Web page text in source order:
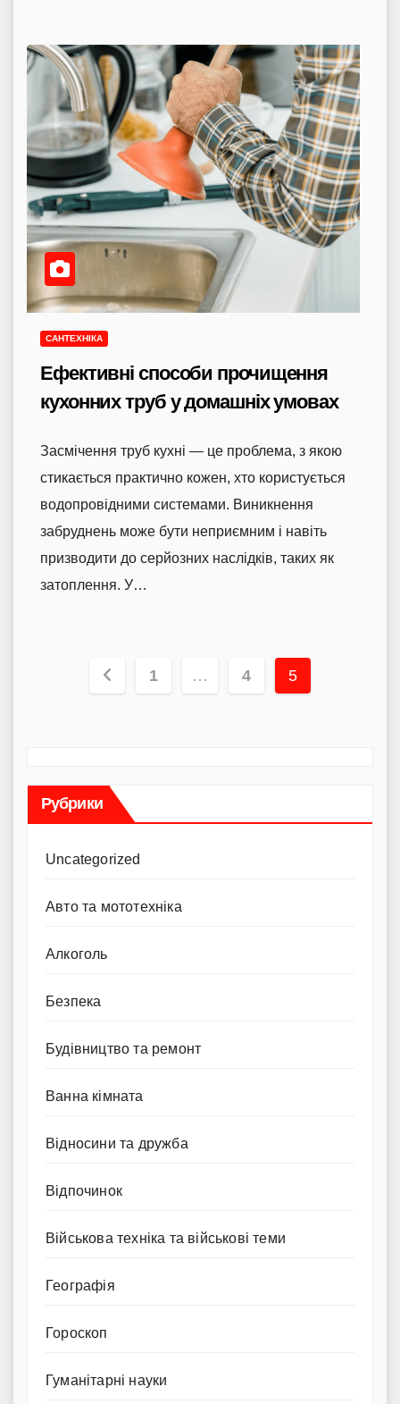
САНТЕХНІКА
Ефективні способи прочищення
кухонних труб у домашніх умовах
Засмічення труб кухні — це проблема, з якою
стикається практично кожен, хто користується
водопровідними системами. Виникнення
забруднень може бути неприємним і навіть
призводити до серйозних наслідків, таких як
затоплення. У…
Пагінація
1 … 4 5
Рубрики
Uncategorized
Авто та мототехніка
Алкоголь
Безпека
Будівництво та ремонт
Ванна кімната
Відносини та дружба
Відпочинок
Військова техніка та військові теми
Географія
Гороскоп
Гуманітарні науки